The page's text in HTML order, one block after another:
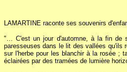
LAMARTINE raconte ses souvenirs
"… C'est un jour d'automne, à la fin de
paresseuses dans le lit des vallées qu'ils
sur l'herbe pour les blanchir à la rosée ;
éclairées par des tramées de lumière